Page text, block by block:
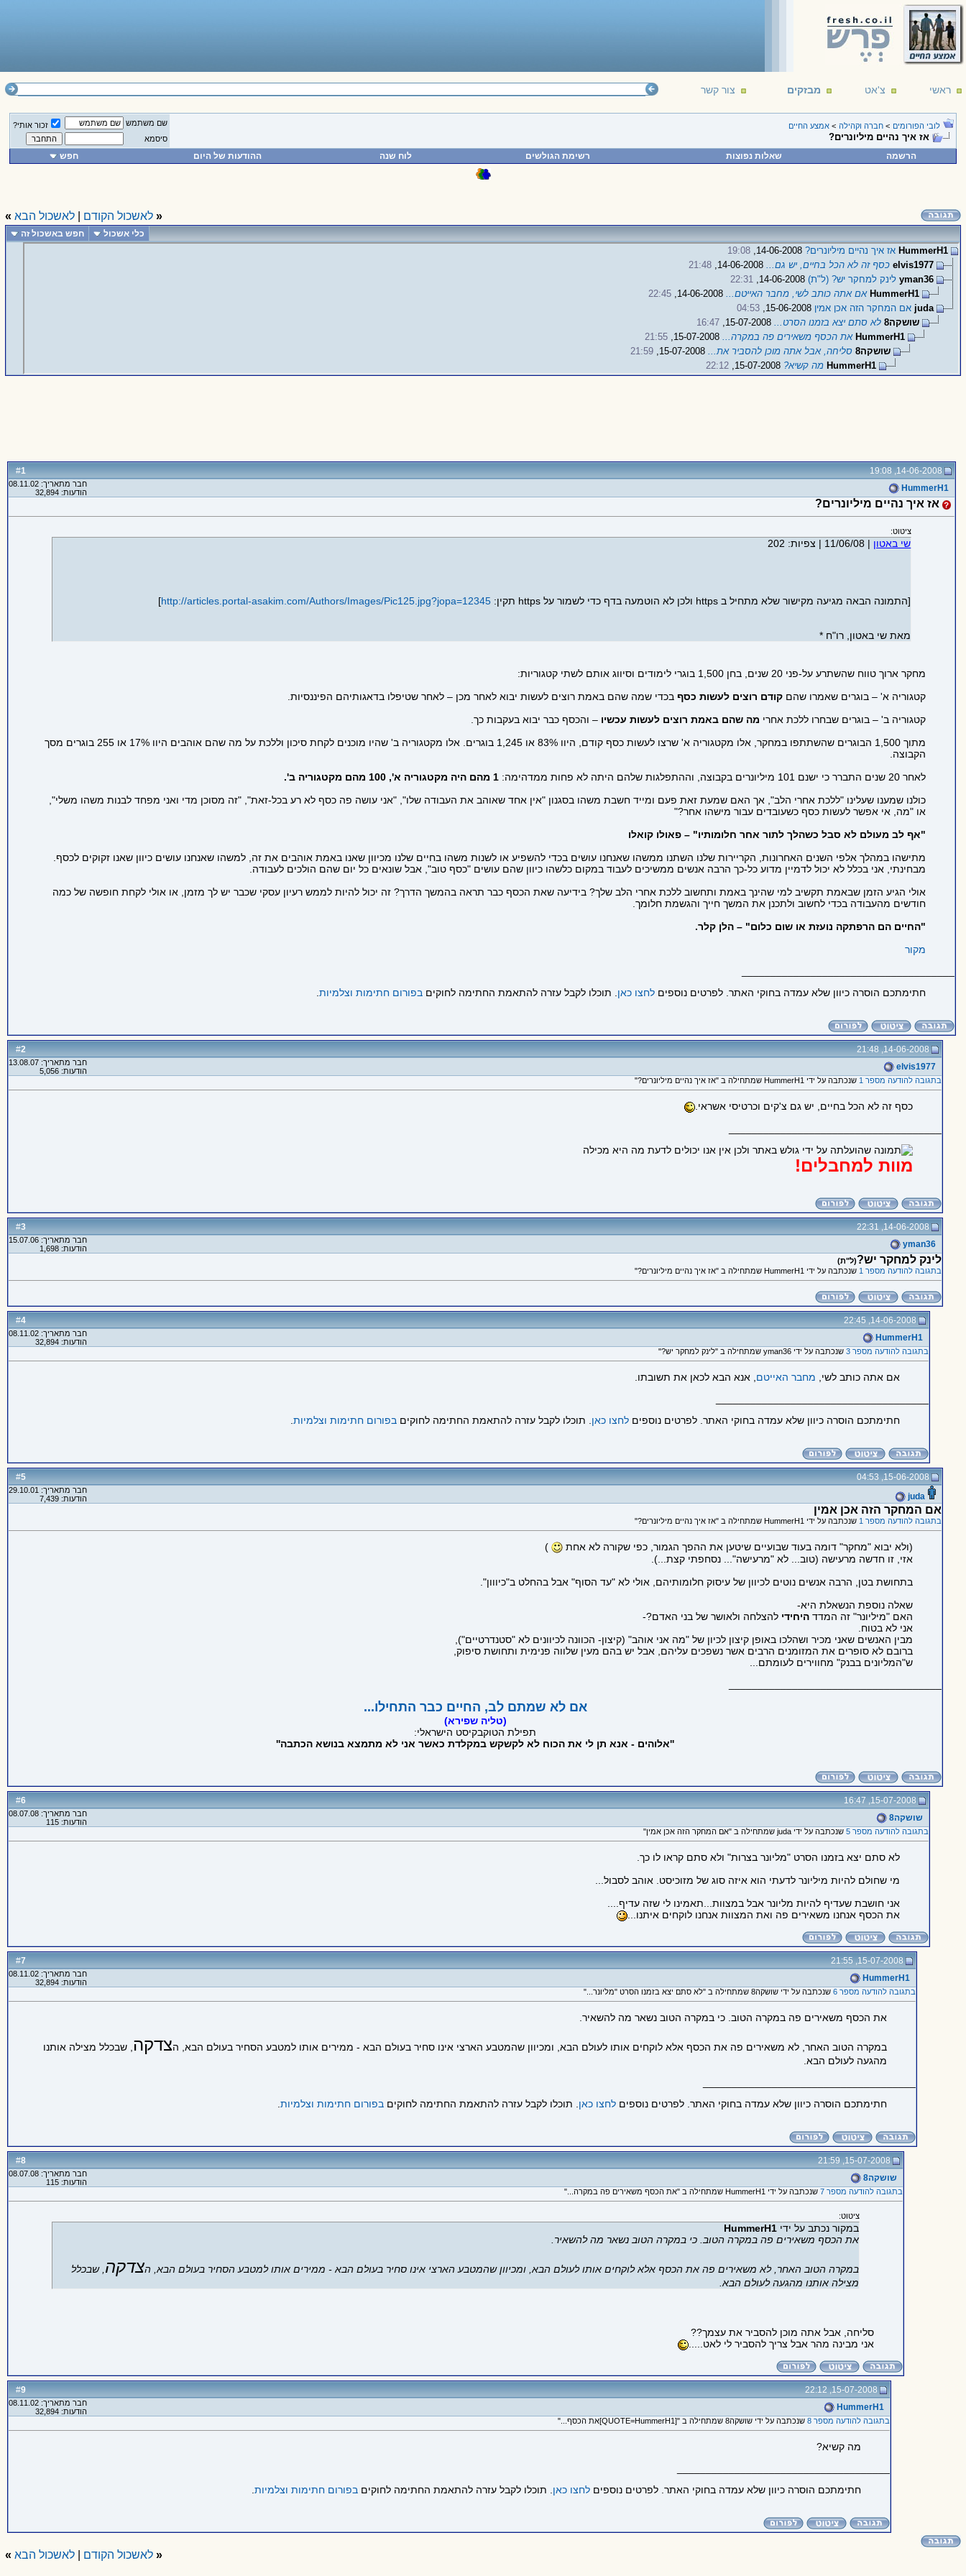
ראשי צ'אט מבזקים צור קשר
לובי הפורומים > חברה וקהילה > אמצע החיים
אז איך נהיים מיליונרים?
שם משתמש
זכור אותי?
סיסמא
הרשמה שאלות נפוצות רשימת הגולשים לוח שנה ההודעות של היום חפש
« לאשכול הקודם לאשכול הבא »
כלי אשכול חפש באשכול זה
HummerH1 אז איך נהיים מיליונרים?14-06-2008,
19:08
elvis1977 כסף זה לא הכל בחיים, יש גם...14-06-2008,
21:48
yman36 לינק למחקר יש? (ל"ת)14-06-2008,
22:31
HummerH1 אם אתה כותב לשי, מחבר האייטם...14-06-2008,
22:45
juda אם המחקר הזה אכן אמין
04:53
שושקה8
לא סתם יצא בזמנו הסרט...15-07-2008,
16:47
HummerH1 את הכסף משאירים פה במקרה...15-07-2008,
21:55
שושקה8
סליחה, אבל אתה מוכן להסביר את...15-07-2008,
21:59
HummerH1 מה קשיא? 22:12
#
1
14-06-2008, 19:08
HummerH1
חבר מתאריך: 08.11.02
הודעות: 32,894
אז איך נהיים מיליונרים?
ציטוט:
שי באטון |
11/06/08
| צפיות: 202
[התמונה הבאה מגיעה מקישור שלא מתחיל ב https ולכן לא הוטמעה בדף כדי לשמור על https תקין: http://articles.portal-asakim.com/Authors/Images/Pic125.jpg?jopa=12345
]
מאת שי באטון, רו"ח *
מחקר ארוך טווח שהשתרע על-פני 20 שנים, בחן 1,500 בוגרי לימודים וסיווג אותם לשתי קטגוריות:
קטגוריה א' – בוגרים שאמרו שהם קודם רוצים לעשות כסףבכדי שמה שהם באמת רוצים לעשות יבוא לאחר מכן – לאחר שטיפלו בדאגותיהם הפיננסיות.
קטגוריה ב' – בוגרים שבחרו ללכת אחרי מה שהם באמת רוצים לעשות עכשיו – והכסף כבר יבוא בעקבות כך.
מתוך 1,500 הבוגרים שהשתתפו במחקר, אלו מקטגוריה א' שרצו לעשות כסף קודם, היוו 83% או 1,245 בוגרים. אלו מקטגוריה ב' שהיו מוכנים לקחת סיכון וללכת על מה שהם אוהבים היוו 17% או 255 בוגרים מסך
הקבוצה.
לאחר 20 שנים התברר כי ישנם 101 מיליונרים בקבוצה, וההתפלגות שלהם היתה לא פחות ממדהימה:
כולנו שמענו שעלינו "ללכת אחרי הלב", אך האם שמעת זאת פעם ומייד חשבת משהו בסגנון "אין אחד שאוהב את העבודה שלו", "אני עושה פה כסף לא רע בכל-זאת", "זה מסוכן מדי ואני מפחד לבנות משהו משלי",
או "מה, אי אפשר לעשות כסף כשעובדים עבור מישהו אחר?"
"אף לב מעולם לא סבל כשהלך לתור אחר חלומותיו" – פאולו קואלו
מתישהו במהלך אלפי השנים האחרונות, הקריירות שלנו השתנו ממשהו שאנחנו עושים בכדי להשפיע או לשנות משהו בחיים שלנו מכיוון שאנו באמת אוהבים את זה, למשהו שאנחנו עושים כיוון שאנו זקוקים לכסף.
מבחינתי, אני בכלל לא יכול לדמיין מדוע כל-כך הרבה אנשים ממשיכים לעבוד במקום כלשהו כיוון שהם עושים "כסף טוב", אבל שונאים כל יום שהם הולכים לעבודה.
אולי הגיע הזמן שבאמת תקשיב למי שהינך באמת ותחשוב ללכת אחרי הלב שלך? בידיעה שאת הכסף כבר תראה בהמשך הדרך? זה יכול להיות לממש רעיון עסקי שכבר יש לך מזמן, או אולי לקחת חופשה של כמה
חודשים מהעבודה בכדי לחשוב ולתכנן את המשך חייך והגשמת חלומך.
"החיים הם הרפתקה נועזת או שום כלום" – הלן קלר.
מקור
חתימתכם הוסרה כיוון שלא עמדה בחוקי האתר. לפרטים נוספים לחצו כאן . תוכלו לקבל עזרה להתאמת החתימה לחוקים בפורום חתימות וצלמיות.
#
2
14-06-2008, 21:48
elvis1977
חבר מתאריך: 13.08.07
הודעות: 5,056
בתגובה להודעה מספר 1
שנכתבה על ידי HummerH1 שמתחילה ב "אז איך נהיים מיליונרים?"
כסף זה לא הכל בחיים, יש גם צ'קים וכרטיסי אשראי.
מוות למחבלים!
#
3
14-06-2008, 22:31
yman36
חבר מתאריך: 15.07.06
הודעות: 1,698
לינק למחקר יש?(ל"ת)
בתגובה להודעה מספר 1
שנכתבה על ידי HummerH1 שמתחילה ב "אז איך נהיים מיליונרים?"
#
4
14-06-2008, 22:45
HummerH1
חבר מתאריך: 08.11.02
הודעות: 32,894
בתגובה להודעה מספר 3
שנכתבה על ידי yman36 שמתחילה ב "לינק למחקר יש?"
אם אתה כותב לשי, מחבר האייטם , אנא הבא לכאן את תשובתו.
חתימתכם הוסרה כיוון שלא עמדה בחוקי האתר. לפרטים נוספים לחצו כאן . תוכלו לקבל עזרה להתאמת החתימה לחוקים בפורום חתימות וצלמיות.
#
5
15-06-2008, 04:53
juda
חבר מתאריך: 29.10.01
הודעות: 7,439
אם המחקר הזה אכן אמין
בתגובה להודעה מספר 1 שנכתבה על ידי HummerH1 שמתחילה ב "אז איך נהיים מיליונרים?"
(ולא יבוא "מחקר" דומה בעוד שבועיים שיטען את ההפך הגמור, כפי שקורה לא אחת
)
אזי, זו חדשה מרעישה (טוב... לא "מרעישה"... נסחפתי קצת...).
בתחושת בטן, הרבה אנשים נוטים לכיוון של עיסוק חלומותיהם, אולי לא "עד הסוף" אבל בהחלט ב"כיווון".
שאלה נוספת הנשאלת היא-
האם "מיליונר" זה המדד היחידי להצלחה ולאושר של בני האדם?-
אני לא בטוח.
מבין האנשים שאני מכיר ושהלכו באופן קיצון לכיון של "מה אני אוהב" (קיצון- הכוונה לכיוונים לא "סטנדרטיים"),
ברובם לא סופרים את המזומנים הרבים אשר נשפכים עליהם, אבל יש בהם מעין שלווה פנימית ותחושת סיפוק,
ש"המליונים בבנק" מחווירים לעומתם...
אם לא שמתם לב, החיים כבר התחילו...
(טליה שפירא)
תפילת הטוקבקיסט הישראלי:
''אלוהים - אנא תן לי את הכוח לא לקשקש במקלדת כאשר אני לא מתמצא בנושא הכתבה''
#
6
15-07-2008, 16:47
שושקה8
חבר מתאריך: 08.07.08
הודעות: 115
בתגובה להודעה מספר 5
שנכתבה על ידי juda שמתחילה ב "אם המחקר הזה אכן אמין"
לא סתם יצא בזמנו הסרט "מליונר בצרות" ולא סתם קראו לו כך.
מי שחולם להיות מיליונר לדעתי הוא איזה סוג של מזוכיסט. אוהב לסבול...
אני חושבת שעדיף להיות מליונר אבל במצוות...תאמינו לי שזה עדיף....
את הכסף אנחנו משאירים פה ואת המצוות אנחנו לוקחים איתנו...
#
7
15-07-2008, 21:55
HummerH1
חבר מתאריך: 08.11.02
הודעות: 32,894
בתגובה להודעה מספר 6
שנכתבה על ידי שושקה8 שמתחילה ב "לא סתם יצא בזמנו הסרט "מליונר..."
את הכסף משאירים פה במקרה הטוב. כי במקרה הטוב נשאר מה להשאיר.
במקרה הטוב האחר, לא משאירים פה את הכסף אלא לוקחים אותו לעולם הבא, ומכיוון שהמטבע הארצי אינו סחיר בעולם הבא - ממירים אותו למטבע הסחיר בעולם הבא, הצדקה , שבכלל מצילה אותנו
מהגעה לעולם הבא.
חתימתכם הוסרה כיוון שלא עמדה בחוקי האתר. לפרטים נוספים לחצו כאן . תוכלו לקבל עזרה להתאמת החתימה לחוקים בפורום חתימות וצלמיות.
#
8
15-07-2008, 21:59
שושקה8
חבר מתאריך: 08.07.08
הודעות: 115
בתגובה להודעה מספר 7
שנכתבה על ידי HummerH1 שמתחילה ב "את הכסף משאירים פה במקרה..."
ציטוט:
במקור נכתב על ידי HummerH1
את הכסף משאירים פה במקרה הטוב. כי במקרה הטוב נשאר מה להשאיר.
במקרה הטוב האחר, לא משאירים פה את הכסף אלא לוקחים אותו לעולם הבא, ומכיוון שהמטבע הארצי אינו סחיר בעולם הבא - ממירים אותו למטבע הסחיר בעולם הבא, הצדקה , שבכלל
מצילה אותנו מהגעה לעולם הבא.
סליחה, אבל אתה מוכן להסביר את עצמך??
אני מבינה מהר אבל צריך להסביר לי לאט.....
#
9
15-07-2008, 22:12
HummerH1
חבר מתאריך: 08.11.02
הודעות: 32,894
בתגובה להודעה מספר 8
שנכתבה על ידי שושקה8 שמתחילה ב "[QUOTE=HummerH1]את הכסף..."
מה קשיא?
חתימתכם הוסרה כיוון שלא עמדה בחוקי האתר. לפרטים נוספים לחצו כאן . תוכלו לקבל עזרה להתאמת החתימה לחוקים בפורום חתימות וצלמיות.
« לאשכול הקודם |לאשכול הבא »